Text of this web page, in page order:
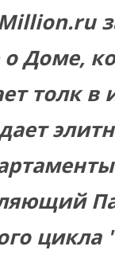
Доме,
толк в
цикла